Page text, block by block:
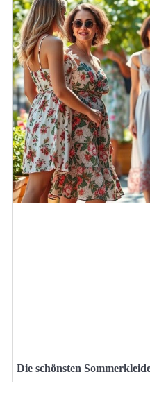
Die schönsten